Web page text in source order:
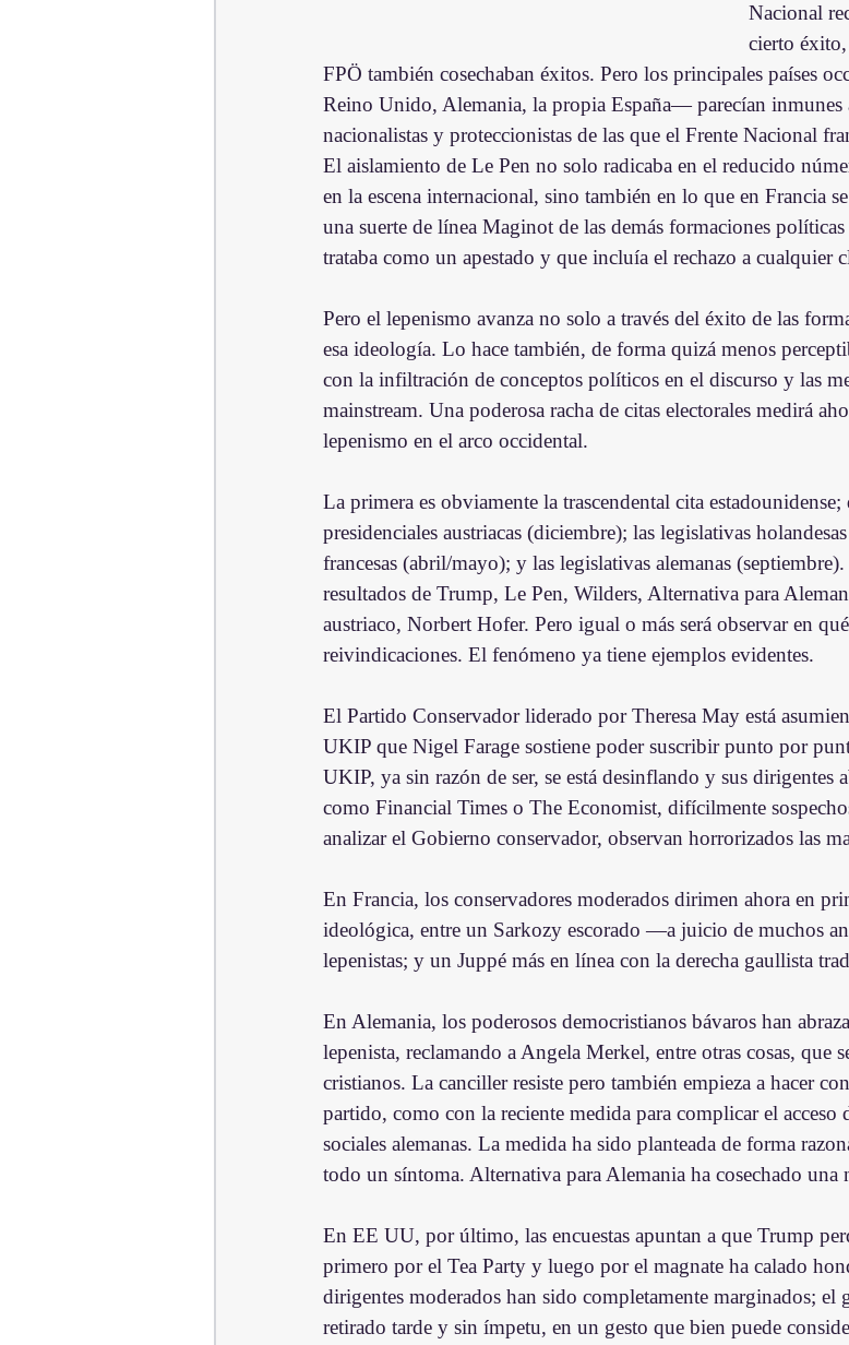
Nacional
cierto
FPÖ también cosechaban éxitos. Pero los principales países
Reino Unido, Alemania, la propia España— parecían inmunes
nacionalistas y proteccionistas de las que el Frente Nacional
El aislamiento de Le Pen no solo radicaba en el reducido
en la escena internacional, sino también en lo que en Francia
una suerte de línea Maginot de las demás formaciones
trataba como un apestado y que incluía el rechazo a cualquier
Pero el lepenismo avanza no solo a través del éxito de las
esa ideología. Lo hace también, de forma quizá menos
con la infiltración de conceptos políticos en el discurso y las
mainstream. Una poderosa racha de citas electorales medirá
lepenismo en el arco occidental.
La primera es obviamente la trascendental cita estadounidense;
presidenciales austriacas (diciembre); las legislativas
francesas (abril/mayo); y las legislativas alemanas
resultados de Trump, Le Pen, Wilders, Alternativa para
austriaco, Norbert Hofer. Pero igual o más será observar en
reivindicaciones. El fenómeno ya tiene ejemplos evidentes.
El Partido Conservador liderado por Theresa May está
UKIP que Nigel Farage sostiene poder suscribir punto por
UKIP, ya sin razón de ser, se está desinflando y sus dirigentes
como Financial Times o The Economist, difícilmente
analizar el Gobierno conservador, observan horrorizados las
En Francia, los conservadores moderados dirimen ahora en
ideológica, entre un Sarkozy escorado —a juicio de muchos
lepenistas; y un Juppé más en línea con la derecha gaullista
En Alemania, los poderosos democristianos bávaros han
lepenista, reclamando a Angela Merkel, entre otras cosas, que
cristianos. La canciller resiste pero también empieza a hacer
partido, como con la reciente medida para complicar el acceso
sociales alemanas. La medida ha sido planteada de forma
todo un síntoma. Alternativa para Alemania ha cosechado una
En EE UU, por último, las encuestas apuntan a que Trump
primero por el Tea Party y luego por el magnate ha calado
dirigentes moderados han sido completamente marginados;
retirado tarde y sin ímpetu, en un gesto que bien puede